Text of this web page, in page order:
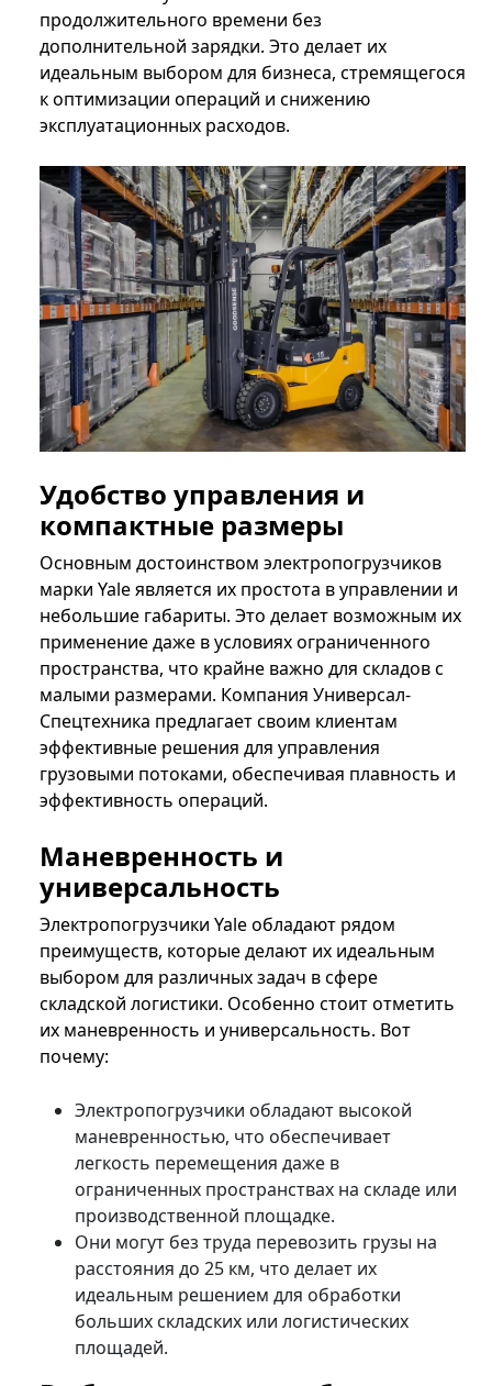
продолжительного времени без
дополнительной зарядки. Это делает их
идеальным выбором для бизнеса, стремящегося
к оптимизации операций и снижению
эксплуатационных расходов.
Удобство управления и
компактные размеры
Основным достоинством электропогрузчиков
марки Yale является их простота в управлении и
небольшие габариты. Это делает возможным их
применение даже в условиях ограниченного
пространства, что крайне важно для складов с
малыми размерами. Компания Универсал-
Спецтехника предлагает своим клиентам
эффективные решения для управления
грузовыми потоками, обеспечивая плавность и
эффективность операций.
Маневренность и
универсальность
Электропогрузчики Yale обладают рядом
преимуществ, которые делают их идеальным
выбором для различных задач в сфере
складской логистики. Особенно стоит отметить
их маневренность и универсальность. Вот
почему:
Электропогрузчики обладают высокой
маневренностью, что обеспечивает
легкость перемещения даже в
ограниченных пространствах на складе или
производственной площадке.
Они могут без труда перевозить грузы на
расстояния до 25 км, что делает их
идеальным решением для обработки
больших складских или логистических
площадей.